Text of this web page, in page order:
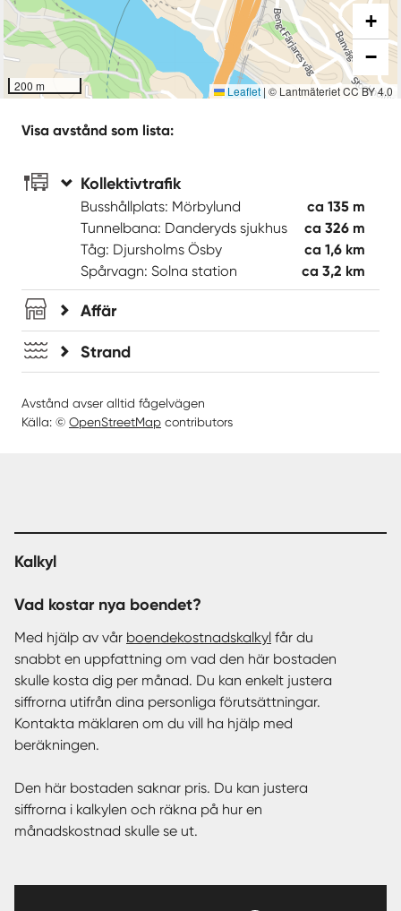
200 m
+
−
Leaflet | © Lantmäteriet CC BY 4.0
Visa avstånd som lista:
Kollektivtrafik
Busshållplats: Mörbylund
ca 135 m
Tunnelbana: Danderyds sjukhus
ca 326 m
Tåg: Djursholms Ösby
ca 1,6 km
Spårvagn: Solna station
ca 3,2 km
Affär
Strand
Avstånd avser alltid fågelvägen
Källa: © OpenStreetMap contributors
Kalkyl
Vad kostar nya boendet?
Med hjälp av vår boendekostnadskalkyl får du
snabbt en uppfattning om vad den här bostaden
skulle kosta dig per månad. Du kan enkelt justera
siffrorna utifrån dina personliga förutsättningar.
Kontakta mäklaren om du vill ha hjälp med
beräkningen.
Den här bostaden saknar pris. Du kan justera
siffrorna i kalkylen och räkna på hur en
månadskostnad skulle se ut.